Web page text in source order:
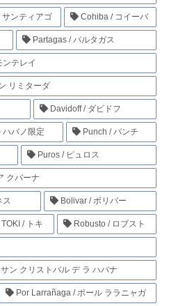
ンティアゴ Cohiba / コイーバ
Partagas / パルタガス
テレイ
リミターダ
Davidoff / ダビドフ
ハバノ限定 Punch / パンチ
Puros / ピュロス
クバーナ
ス Bolivar / ボリバー
TOKI / トキ Robusto / ロブスト
ン クリストバル デ ラ ハバナ
Por Larrañaga / ポール ララニャガ